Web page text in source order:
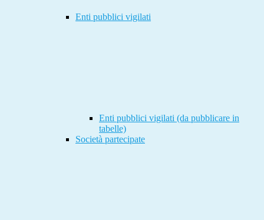
Enti pubblici vigilati
Enti pubblici vigilati (da pubblicare in
tabelle)
Società partecipate